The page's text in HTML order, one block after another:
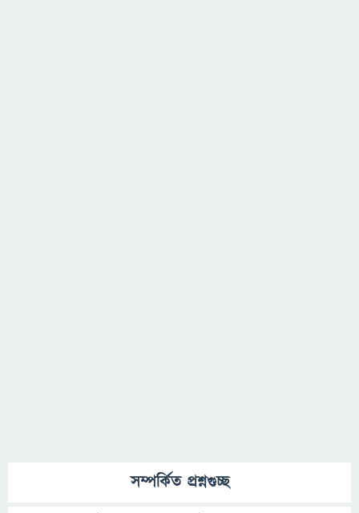
সম্পর্কিত প্রশ্নগুচ্ছ